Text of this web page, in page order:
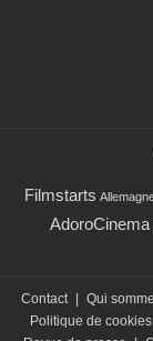
Filmstarts
AdoroCinema
Contact | Qui
Politique de cookies